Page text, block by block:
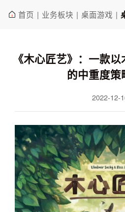
首页 | 业务板块 | 桌面游戏 |
《木心匠艺》：一款
的中重度策
2022-12-